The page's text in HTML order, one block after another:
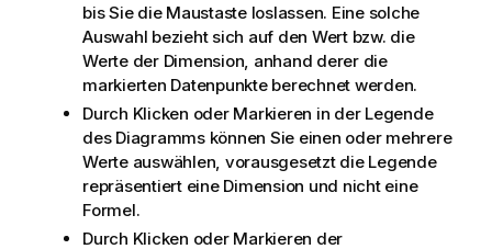
bis Sie die Maustaste loslassen. Eine solche
Auswahl bezieht sich auf den Wert bzw. die
Werte der Dimension, anhand derer die
markierten Datenpunkte berechnet werden.
Durch Klicken oder Markieren in der Legende
des Diagramms können Sie einen oder mehrere
Werte auswählen, vorausgesetzt die Legende
repräsentiert eine Dimension und nicht eine
Formel.
Durch Klicken oder Markieren der